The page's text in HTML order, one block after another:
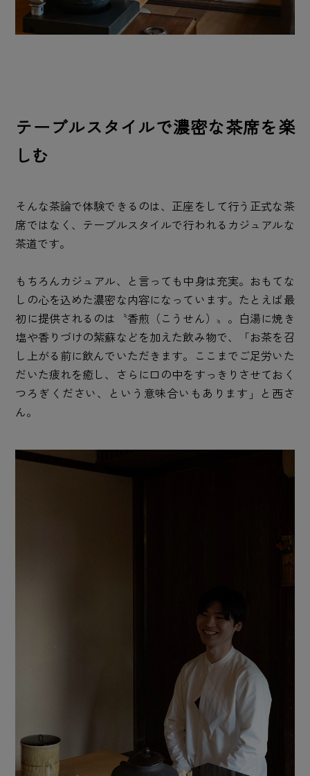
テーブルスタイルで濃密な茶席を楽
しむ
そんな茶論で体験できるのは、正座をして行う正式な茶
席ではなく、テーブルスタイルで行われるカジュアルな
茶道です。
もちろんカジュアル、と言っても中身は充実。おもてな
しの心を込めた濃密な内容になっています。たとえば最
初に提供されるのは〝香煎（こうせん）〟。白湯に焼き
塩や香りづけの紫蘇などを加えた飲み物で、「お茶を召
し上がる前に飲んでいただきます。ここまでご足労いた
だいた疲れを癒し、さらに口の中をすっきりさせておく
つろぎください、という意味合いもあります」と西さ
ん。